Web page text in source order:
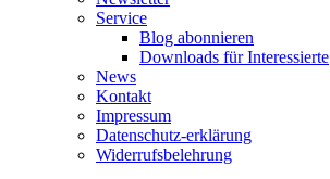
Service
Blog abonnieren
Downloads für Interessierte
News
Kontakt
Impressum
Datenschutz-erklärung
Widerrufsbelehrung